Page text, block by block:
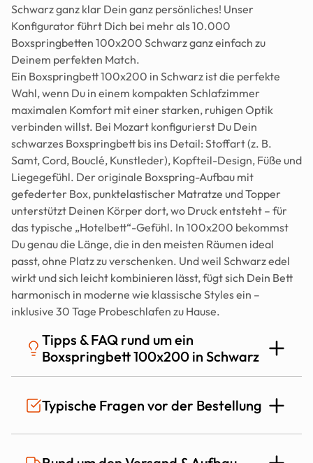
Schwarz ganz klar Dein ganz persönliches! Unser
Konfigurator führt Dich bei mehr als 10.000
Boxspringbetten 100x200 Schwarz ganz einfach zu
Deinem perfekten Match.
Ein Boxspringbett 100x200 in Schwarz ist die perfekte
Wahl, wenn Du in einem kompakten Schlafzimmer
maximalen Komfort mit einer starken, ruhigen Optik
verbinden willst. Bei Mozart konfigurierst Du Dein
schwarzes Boxspringbett bis ins Detail: Stoffart (z. B.
Samt, Cord, Bouclé, Kunstleder), Kopfteil-Design, Füße und
Liegegefühl. Der originale Boxspring-Aufbau mit
gefederter Box, punktelastischer Matratze und Topper
unterstützt Deinen Körper dort, wo Druck entsteht – für
das typische „Hotelbett“-Gefühl. In 100x200 bekommst
Du genau die Länge, die in den meisten Räumen ideal
passt, ohne Platz zu verschenken. Und weil Schwarz edel
wirkt und sich leicht kombinieren lässt, fügt sich Dein Bett
harmonisch in moderne wie klassische Styles ein –
inklusive 30 Tage Probeschlafen zu Hause.
Tipps & FAQ rund um ein
Boxspringbett 100x200 in Schwarz
Passt ein schwarzes Boxspringbett
100x200 auch in kleine Schlafzimmer?
Ja – 100x200 ist eine platzsparende Standardgröße, die in
Typische Fragen vor der Bestellung